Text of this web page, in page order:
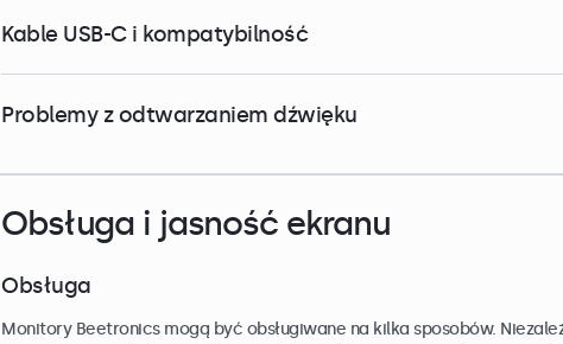
Kable USB-C i kompatybilność
Problemy z odtwarzaniem dźwięku
Obsługa i jasność ekranu
Obsługa
Monitory Beetronics mogą być obsługiwane na kilka sposobów.